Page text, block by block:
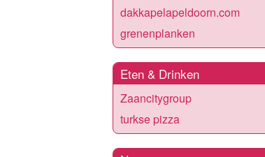
dakkapelapeldoorn.com
grenenplanken
Eten & Drinken
Zaancitygroup
turkse pizza